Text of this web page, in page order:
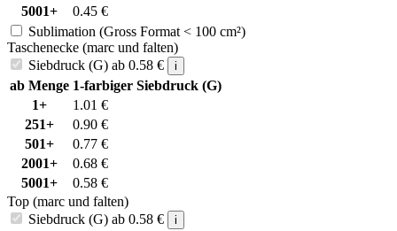
5001+
0.45 €
Sublimation (Gross Format < 100 cm²)
Taschenecke (marc und falten)
Siebdruck (G) ab 0.58 € i
ab Menge 1-farbiger Siebdruck (G)
1+
1.01 €
251+
0.90 €
501+
0.77 €
2001+
0.68 €
5001+
0.58 €
Top (marc und falten)
Siebdruck (G) ab 0.58 € i